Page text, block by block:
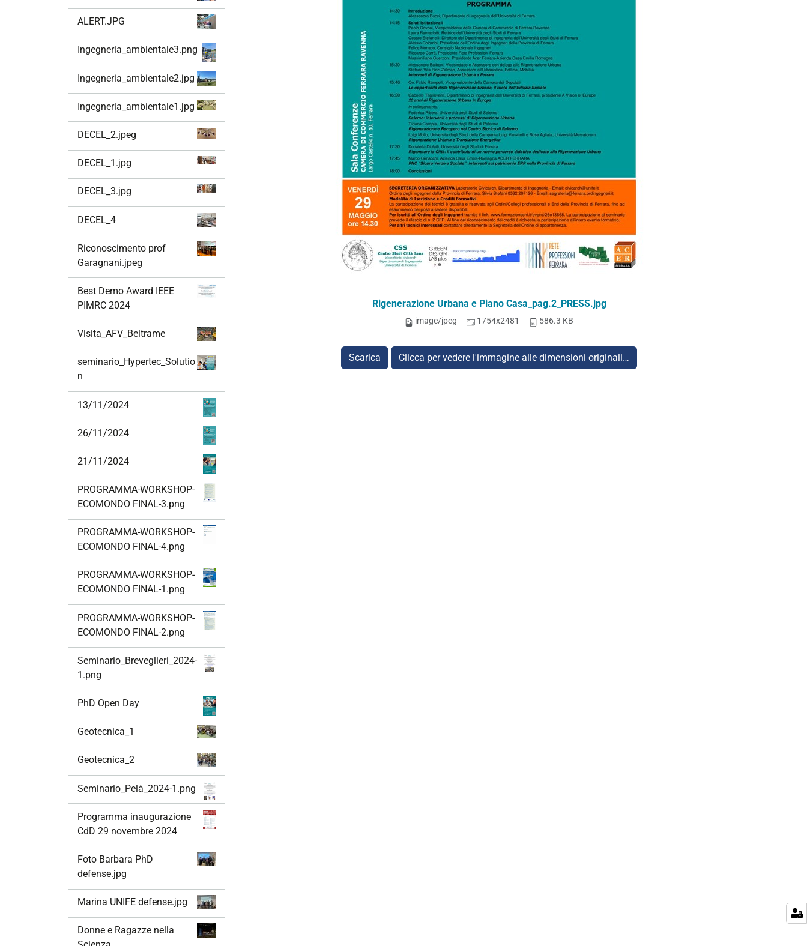
Rigenerazione Urbana e Piano Casa_pag.2_PRESS.jpg
image/jpeg 1754x2481 586.3 KB
Scarica Clicca per vedere l'immagine alle dimensioni originali…
ALERT.JPG
Ingegneria_ambientale3.png
Ingegneria_ambientale2.jpg
Ingegneria_ambientale1.jpg
DECEL_2.jpeg
DECEL_1.jpg
DECEL_3.jpg
DECEL_4
Riconoscimento prof
Garagnani.jpeg
Best Demo Award IEEE
PIMRC 2024
Visita_AFV_Beltrame
seminario_Hypertec_Solutio
n
13/11/2024
26/11/2024
21/11/2024
PROGRAMMA-WORKSHOP-
ECOMONDO FINAL-3.png
PROGRAMMA-WORKSHOP-
ECOMONDO FINAL-4.png
PROGRAMMA-WORKSHOP-
ECOMONDO FINAL-1.png
PROGRAMMA-WORKSHOP-
ECOMONDO FINAL-2.png
Seminario_Breveglieri_2024-
1.png
PhD Open Day
Geotecnica_1
Geotecnica_2
Seminario_Pelà_2024-1.png
Programma inaugurazione
CdD 29 novembre 2024
Foto Barbara PhD
defense.jpg
Marina UNIFE defense.jpg
Donne e Ragazze nella